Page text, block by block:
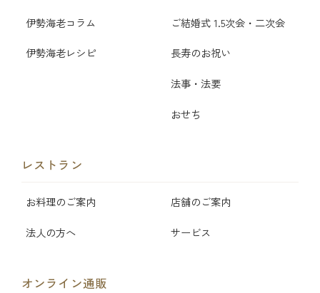
伊勢海老コラム
伊勢海老レシピ
ご結婚式 1.5次会・二次会
長寿のお祝い
法事・法要
おせち
レストラン
お料理のご案内 店舗のご案内
法人の方へ サービス
オンライン通販